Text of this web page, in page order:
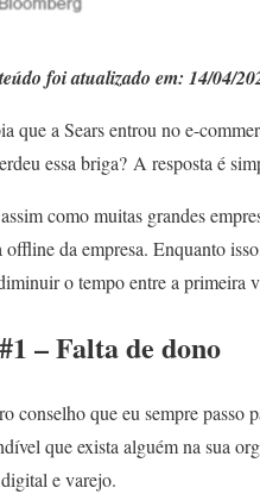
foi atualizado em: 14/04/
que a Sears entrou no e-
essa briga? A resposta é
como muitas grandes
offline da empresa. Enquanto
o tempo entre a primeira
– Falta de dono
conselho que eu sempre passo
que exista alguém na sua
e varejo.